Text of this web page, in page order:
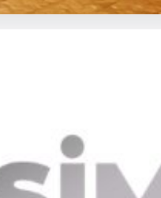
Rolü
yönlendiren…